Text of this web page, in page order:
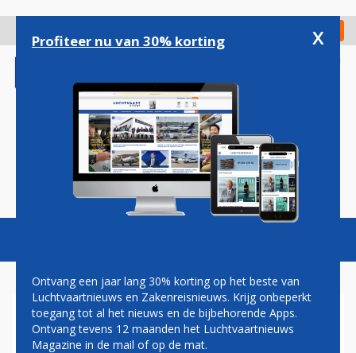
gaan
Check in
Magazine Podcasts Vacatures
MIST
Profiteer nu van 30% korting x
Ontvang een jaar lang 30% korting op het beste van
Luchtvaartnieuws en Zakenreisnieuws. Krijg onbeperkt
toegang tot al het nieuws en de bijbehorende Apps.
Ontvang tevens 12 maanden het Luchtvaartnieuws
Magazine in de mail of op de mat.